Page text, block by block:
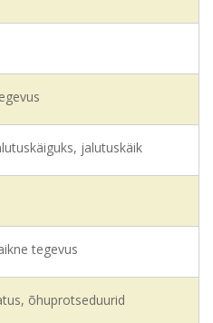
jalutuskäik
tegevus
õhuprotseduurid